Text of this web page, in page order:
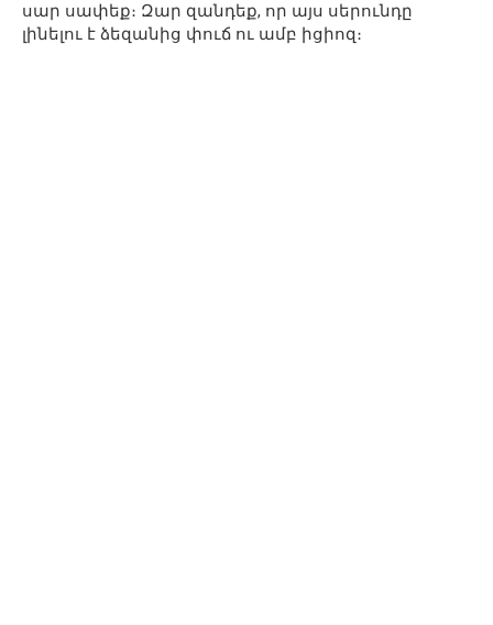
սար սափեք։ Զար զանդեք, որ այս սերունդը
լինելու է ձեզանից փուճ ու ամբ իցիոզ։